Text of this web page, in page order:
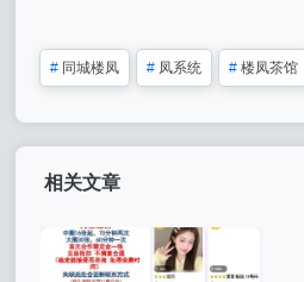
# 同城楼凤 # 凤系统 # 楼凤茶馆
相关文章